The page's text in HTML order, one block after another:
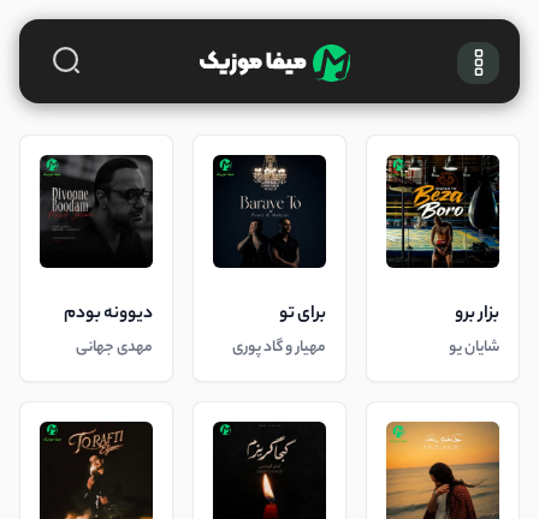
بزار برو
شایان یو
برای تو
مهیار و گاد پوری
دیوونه بودم
مهدی جهانی